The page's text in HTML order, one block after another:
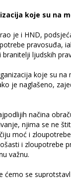
koje su na
je i HND,
pravosuđa,
ljudskih
koje su na
je naglašeno,
načina
njima se ne
moć i
i zloupotrebe
važnu.
ćemo se